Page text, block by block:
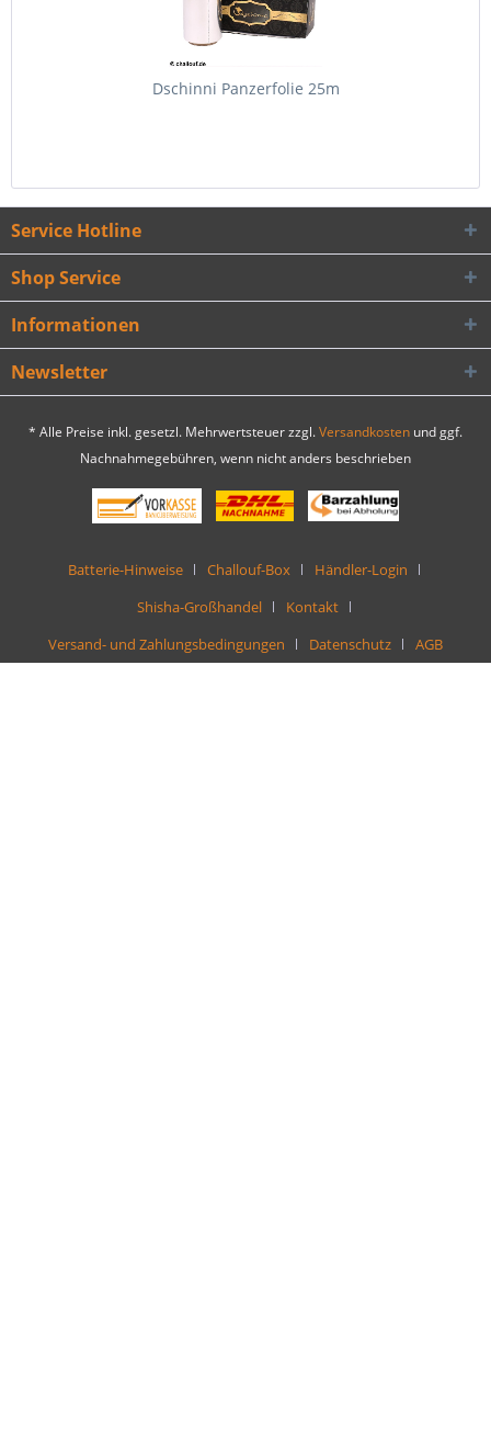
Dschinni Panzerfolie 25m
Service Hotline
Shop Service
Informationen
Newsletter
* Alle Preise inkl. gesetzl. Mehrwertsteuer zzgl.Versandkosten und ggf.
Nachnahmegebühren, wenn nicht anders beschrieben
Batterie-Hinweise Challouf-Box
Händler-Login
Shisha-Großhandel
Kontakt
Versand- und Zahlungsbedingungen
Datenschutz AGB